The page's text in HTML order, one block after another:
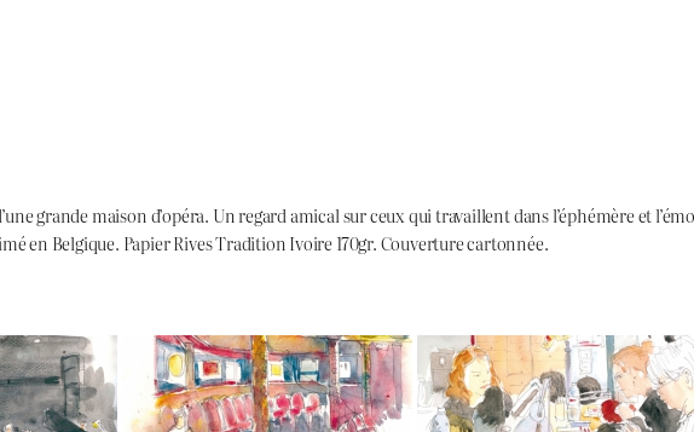
grande maison d’opéra. Un regard amical sur ceux qui travaillent dans l’éphémère et
en Belgique. Papier Rives Tradition Ivoire 170gr. Couverture cartonnée.